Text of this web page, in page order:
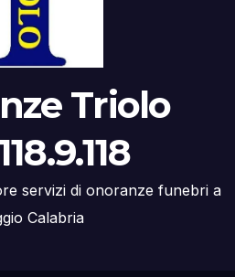
Triolo
servizi di onoranze funebri a
Calabria